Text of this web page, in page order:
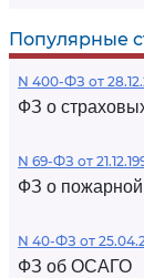
Популярные
N 400-ФЗ от
ФЗ о
N 69-ФЗ от
ФЗ о пожарной
N 40-ФЗ от
ФЗ об ОСАГО